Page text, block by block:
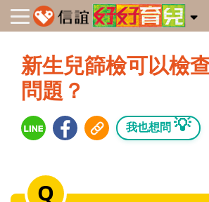
新生兒篩檢可以檢
問題？
我也想問 💡